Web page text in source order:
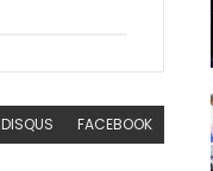
DISQUS FACEBOOK